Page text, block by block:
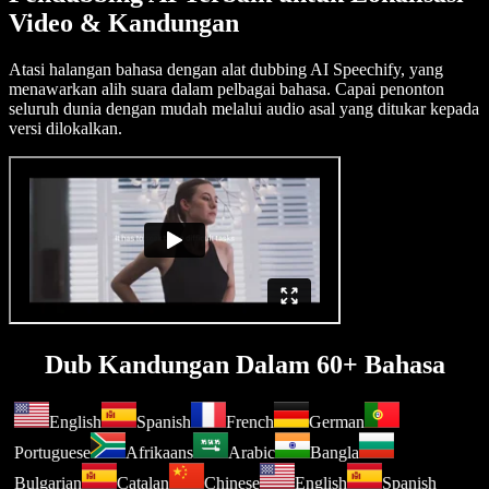
Video & Kandungan
Atasi halangan bahasa dengan alat dubbing AI Speechify, yang
menawarkan alih suara dalam pelbagai bahasa. Capai penonton
seluruh dunia dengan mudah melalui audio asal yang ditukar kepada
versi dilokalkan.
Dub Kandungan Dalam 60+ Bahasa
English Spanish French
German
Portuguese
Afrikaans Arabic
Bangla
Bulgarian
Catalan Chinese English
Spanish